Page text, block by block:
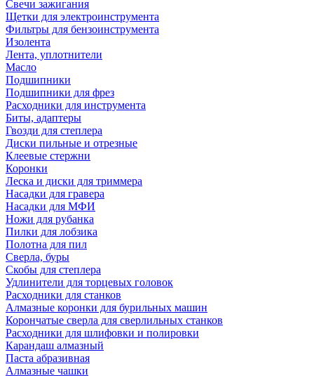
Свечи зажигания
Щетки для электроинструмента
Фильтры для бензоинструмента
Изолента
Лента, уплотнители
Масло
Подшипники
Подшипники для фрез
Расходники для инструмента
Биты, адаптеры
Гвозди для степлера
Диски пильные и отрезные
Клеевые стержни
Коронки
Леска и диски для триммера
Насадки для гравера
Насадки для МФИ
Ножи для рубанка
Пилки для лобзика
Полотна для пил
Сверла, буры
Скобы для степлера
Удлинители для торцевых головок
Расходники для станков
Алмазные коронки для бурильных машин
Корончатые сверла для сверлильных станков
Расходники для шлифовки и полировки
Карандаш алмазный
Паста абразивная
Алмазные чашки